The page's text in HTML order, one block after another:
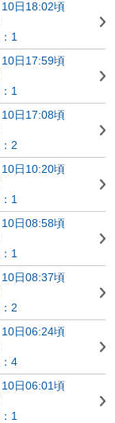
日18:02頃
1
日17:59頃
1
日17:08頃
2
日10:20頃
1
日08:58頃
1
日08:37頃
2
日06:24頃
4
日06:01頃
1